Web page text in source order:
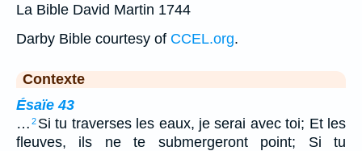
La Bible David Martin 1744
Darby Bible courtesy of CCEL.org.
Contexte
Ésaïe 43
… 2 Si tu traverses les eaux, je serai avec toi; Et les
fleuves, ils ne te submergeront point; Si tu